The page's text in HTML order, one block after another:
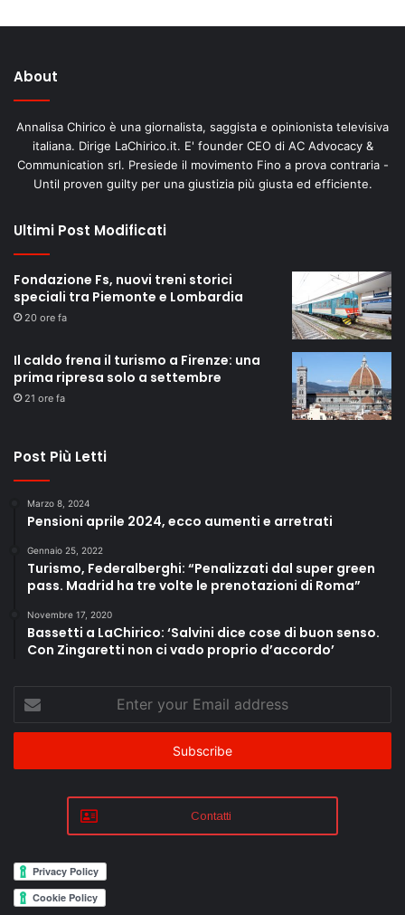
About
Annalisa Chirico è una giornalista, saggista e opinionista televisiva
italiana. Dirige LaChirico.it. E' founder CEO di AC Advocacy &
Communication srl. Presiede il movimento Fino a prova contraria -
Until proven guilty per una giustizia più giusta ed efficiente.
Ultimi Post Modificati
Fondazione Fs, nuovi treni storici
speciali tra Piemonte e Lombardia
20 ore fa
Il caldo frena il turismo a Firenze: una
prima ripresa solo a settembre
21 ore fa
Post Più Letti
Marzo 8, 2024
Pensioni aprile 2024, ecco aumenti e arretrati
Gennaio 25, 2022
Turismo, Federalberghi: “Penalizzati dal super green
pass. Madrid ha tre volte le prenotazioni di Roma”
Novembre 17, 2020
Bassetti a LaChirico: ‘Salvini dice cose di buon senso.
Con Zingaretti non ci vado proprio d’accordo’
Enter
your
Email
Contatti